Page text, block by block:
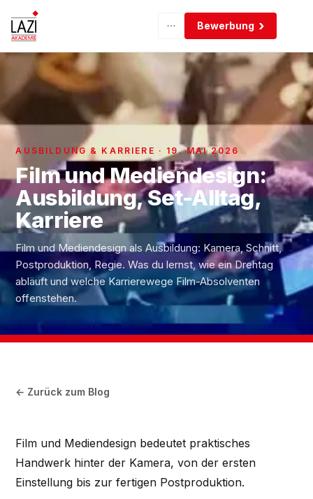
Bewerbung
AUSBILDUNG & KARRIERE · 19. MAI 2026
Film und Mediendesign:
Ausbildung, Set-Alltag,
Karriere
Film und Mediendesign als Ausbildung: Kamera, Schnitt,
Postproduktion, Regie. Was du lernst, wie ein Drehtag
abläuft und welche Karrierewege Film-Absolventen
offenstehen.
← Zurück zum Blog
Film und Mediendesign bedeutet praktisches
Handwerk hinter der Kamera, von der ersten
Einstellung bis zur fertigen Postproduktion.